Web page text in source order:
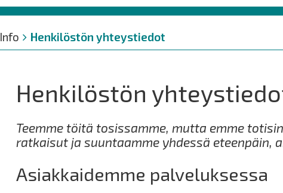
Info Henkilöstön yhteystiedot
Henkilöstön
Teemme töitä tosissamme, mutta emme
ratkaisut ja suuntaamme yhdessä eteenpäin,
Asiakkaidemme palveluksessa